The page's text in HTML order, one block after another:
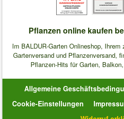
Pflanzen online kaufen
Im BALDUR-Garten Onlineshop,
Gartenversand und Pflanzenversand,
Pflanzen-Hits für Garten,
Allgemeine
Cookie-Einstellungen